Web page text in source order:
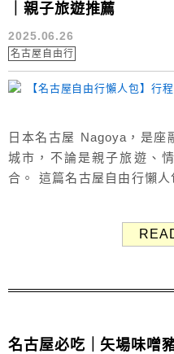
｜親子旅遊推薦
2025.06.26
名古屋自由行
日本名古屋 Nagoya，是座
城市，不論是親子旅遊、
合。 這篇名古屋自由行懶
屋親子旅遊 自由行行程 名
名古屋必吃｜矢場味噌